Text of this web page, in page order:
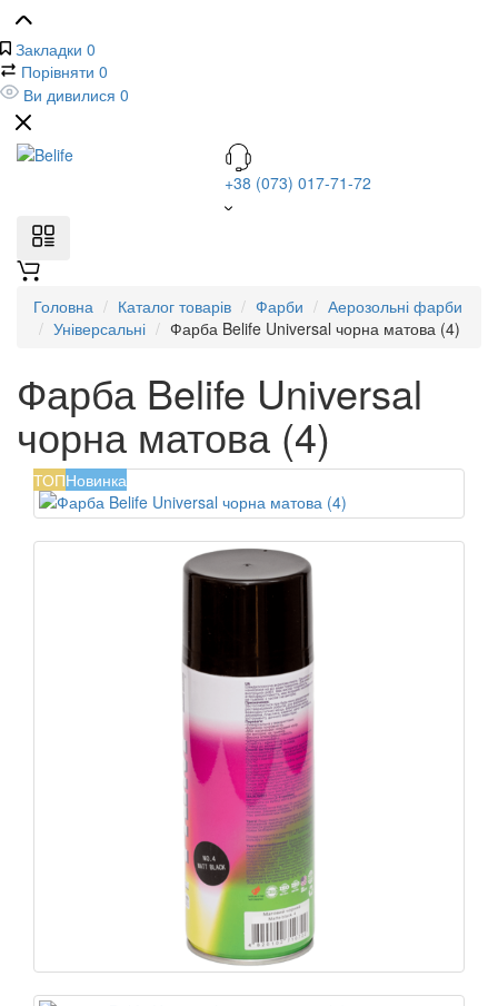
Закладки 0
Порівняти 0
Ви дивилися 0
+38 (073) 017-71-72
Головна Каталог товарів Фарби
Аерозольні фарби
Універсальні
Фарба Belife Universal чорна матова (4)
Фарба Belife Universal
чорна матова (4)
ТОПНовинка